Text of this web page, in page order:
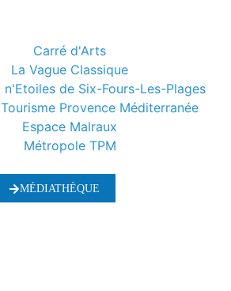
Carré d'Arts
La Vague Classique
n'Etoiles de Six-Fours-Les-Plages
Provence Méditerranée
Espace Malraux
Métropole TPM
MÉDIATHÈQUE